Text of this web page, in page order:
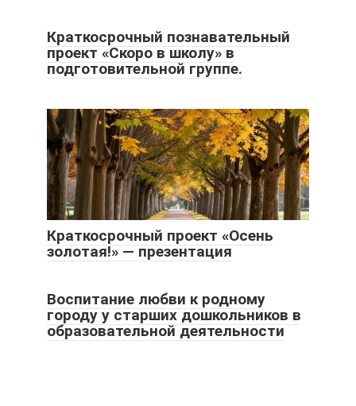
Краткосрочный познавательный
проект «Скоро в школу» в
подготовительной группе.
Краткосрочный проект «Осень
золотая!» — презентация
Воспитание любви к родному
городу у старших дошкольников в
образовательной деятельности